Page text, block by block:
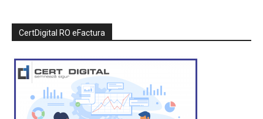
CertDigital RO eFactura